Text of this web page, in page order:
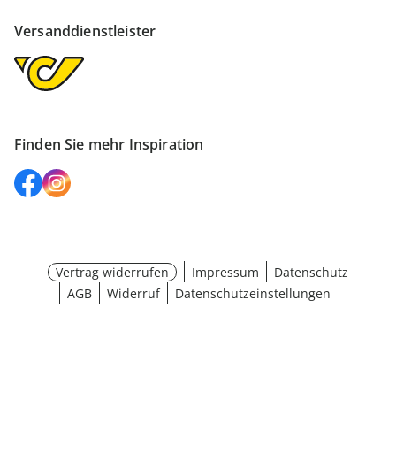
Versanddienstleister
Finden Sie mehr Inspiration
Vertrag widerrufen Impressum
Datenschutz
AGB
Widerruf Datenschutzeinstellungen